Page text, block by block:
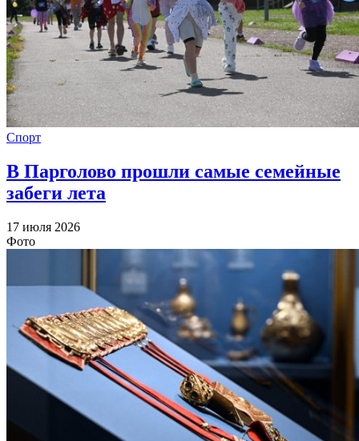
Спорт
В Парголово прошли самые семейные
забеги лета
17 июля 2026
Фото